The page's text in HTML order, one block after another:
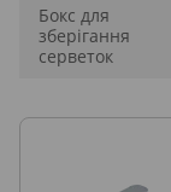
Бокс для
зберігання
серветок